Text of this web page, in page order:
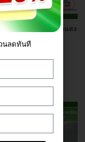
รองแสง ตาข่ายพรางแสง
฿– 8,550.00
นลดทันที